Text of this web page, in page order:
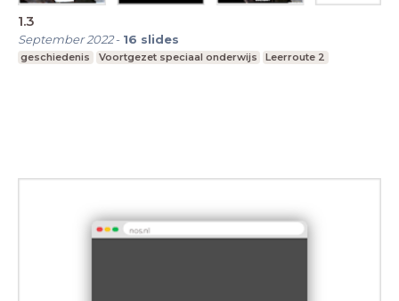
1.3
September 2022- 16 slides
geschiedenis Voortgezet speciaal onderwijs Leerroute 2